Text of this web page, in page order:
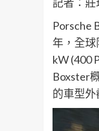
Porsche
年，全球
kW (400
Boxster
的車型